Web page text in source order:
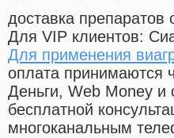
доставка препаратов
Для VIP клиентов:
Для применения
оплата принимаются
Деньги, Web Money и
бесплатной
многоканальным